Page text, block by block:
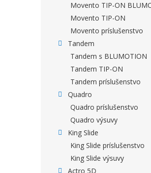
Movento TIP-ON
Movento TIP-ON
Movento príslušenstvo
Tandem
Tandem s BLUMOTION
Tandem TIP-ON
Tandem príslušenstvo
Quadro
Quadro príslušenstvo
Quadro výsuvy
King Slide
King Slide príslušenstvo
King Slide výsuvy
Actro 5D